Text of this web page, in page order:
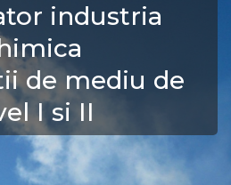
industria
de mediu de
I si II